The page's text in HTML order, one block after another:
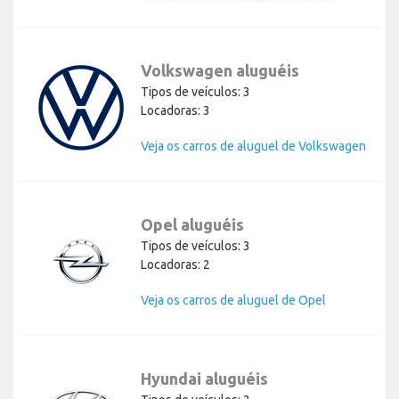
Volkswagen aluguéis
Tipos de veículos: 3
Locadoras: 3
Veja os carros de aluguel de Volkswagen
Opel aluguéis
Tipos de veículos: 3
Locadoras: 2
Veja os carros de aluguel de Opel
Hyundai aluguéis